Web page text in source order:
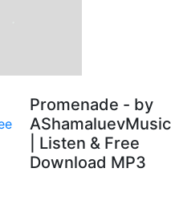
Promenade - by
AShamaluevMusic
| Listen & Free
Download MP3